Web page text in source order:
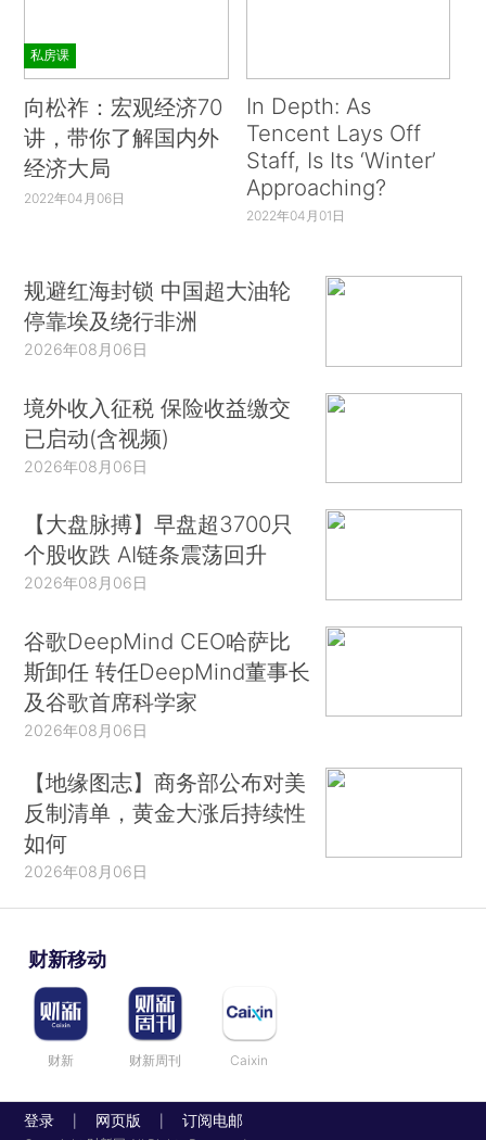
私房课
向松祚：宏观经济70
讲，带你了解国内外
经济大局
2022年04月06日
In Depth: As
Tencent Lays Off
Staff, Is Its ‘Winter’
Approaching?
2022年04月01日
规避红海封锁 中国超大油轮
停靠埃及绕行非洲
2026年08月06日
境外收入征税 保险收益缴交
已启动(含视频)
2026年08月06日
【大盘脉搏】早盘超3700只
个股收跌 AI链条震荡回升
2026年08月06日
谷歌DeepMind CEO哈萨比
斯卸任 转任DeepMind董事长
及谷歌首席科学家
2026年08月06日
【地缘图志】商务部公布对美
反制清单，黄金大涨后持续性
如何
2026年08月06日
财新移动
财新 财新周刊 Caixin
登录 网页版 订阅电邮